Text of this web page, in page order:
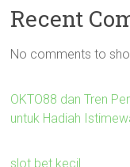
Recent
No comments to
OKTO88 dan Tren
untuk Hadiah
slot bet kecil